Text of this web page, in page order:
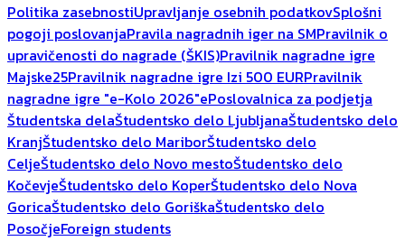
Politika zasebnostiUpravljanje osebnih podatkovSplošni
pogoji poslovanjaPravila nagradnih iger na SMPravilnik o
upravičenosti do nagrade (ŠKIS)Pravilnik nagradne igre
Majske25Pravilnik nagradne igre Izi 500 EURPravilnik
nagradne igre "e-Kolo 2026"ePoslovalnica za podjetja
Študentska delaŠtudentsko delo LjubljanaŠtudentsko delo
KranjŠtudentsko delo MariborŠtudentsko delo
CeljeŠtudentsko delo Novo mestoŠtudentsko delo
KočevjeŠtudentsko delo KoperŠtudentsko delo Nova
GoricaŠtudentsko delo GoriškaŠtudentsko delo
PosočjeForeign students